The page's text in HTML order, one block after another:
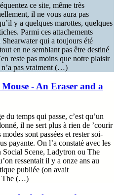
ce site, même très
il ne vous aura pas
y a quelques marottes, quelques
Parmi ces attachements
qui a toujours été
en ne semblant pas être destiné
reste pas moins que notre plaisir
n’a pas vraiment (…)
- An Eraser and a
du temps qui passe, c’est qu’un
il ne sert plus à rien de ’courir
modes sont passées et rester soi-
payante. On l’a constaté avec les
Social Scene, Ladytron ou The
ressentait il y a onze ans au
publiée (on avait
The (…)